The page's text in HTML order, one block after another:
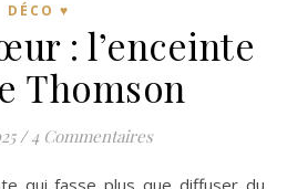
DÉCO ♥
: l’enceinte
Thomson
/ 4 Commentaires